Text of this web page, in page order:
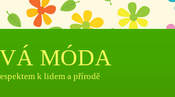
MÓDA
k lidem a přírodě